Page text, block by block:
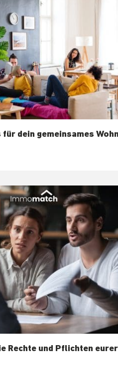
für dein gemeinsames
Rechte und Pflichten eurer